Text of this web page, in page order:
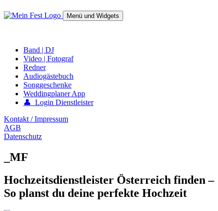
zum
Menü und Widgets
Band | DJ
Video | Fotograf
Redner
Audiogästebuch
Songgeschenke
Weddingplaner App
👤 Login Dienstleister
Kontakt / Impressum
AGB
Datenschutz
_MF
Hochzeitsdienstleister Österreich finden –
So planst du deine perfekte Hochzeit